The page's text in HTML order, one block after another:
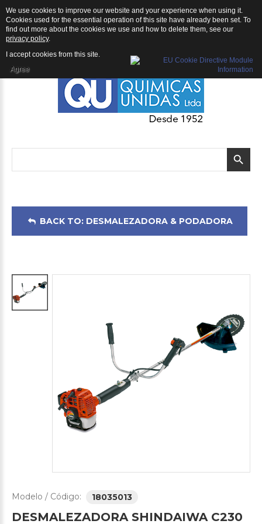
BACK TO: DESMALEZADORA & PODADORA
Modelo / Código: 18035013
DESMALEZADORA SHINDAIWA C230
We use cookies to improve our website and your experience when using it.
Cookies used for the essential operation of this site have already been set. To
find out more about the cookies we use and how to delete them, see our
privacy policy.
I accept cookies from this site.
Agree
Desmalezadora & Podadora: Desmalezadora Shindaiwa C230